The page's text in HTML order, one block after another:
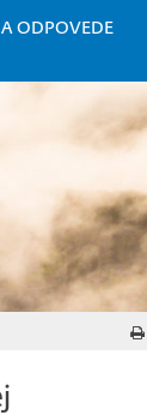
ODPOVEDE